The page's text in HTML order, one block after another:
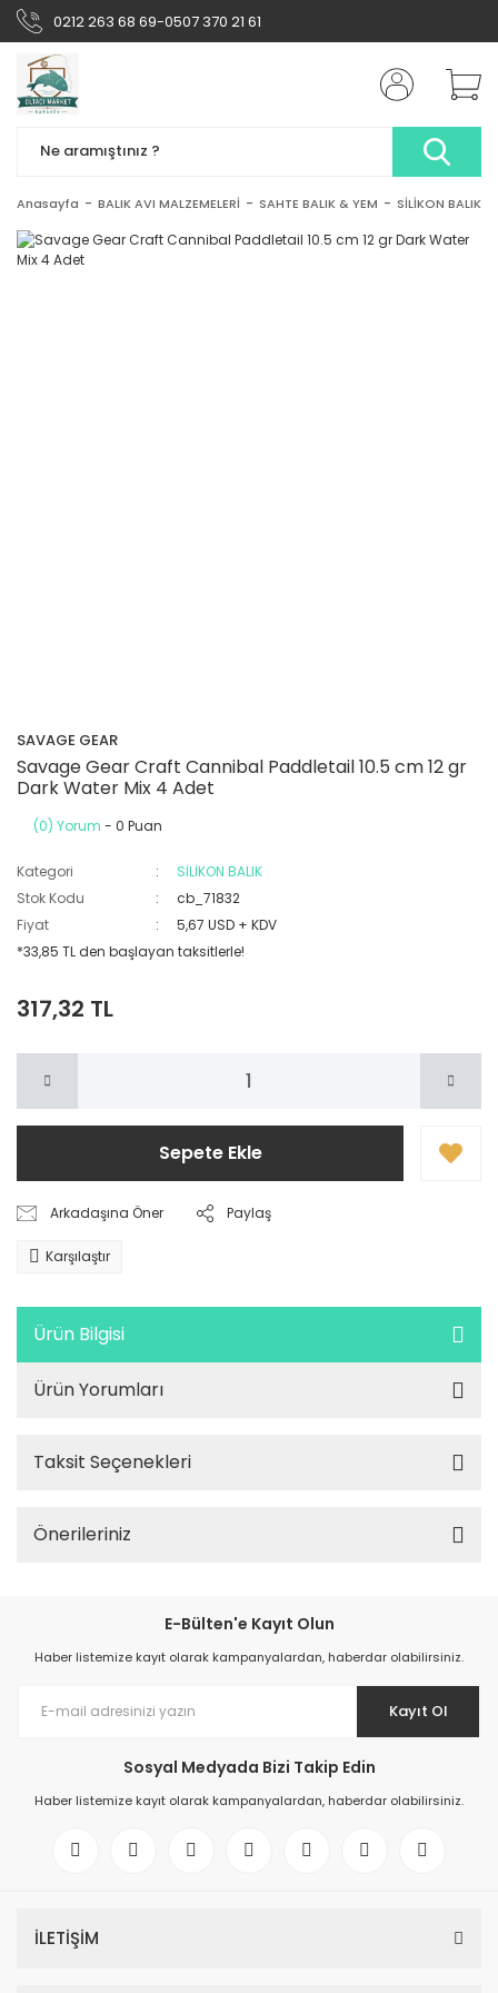
0212 263 68 69-0507 370 21 61
Anasayfa BALIK AVI MALZEMELERİ SAHTE BALIK & YEM SİLİKON BALIK
SAVAGE GEAR
Savage Gear Craft Cannibal Paddletail 10.5 cm 12 gr
Dark Water Mix 4 Adet
(0) Yorum - 0 Puan
Kategori
SİLİKON BALIK
Stok Kodu
cb_71832
Fiyat
5,67 USD + KDV
*33,85 TL den başlayan taksitlerle!
317,32 TL
Sepete Ekle
Arkadaşına Öner Paylaş
Karşılaştır
Ürün Bilgisi
Ürün Yorumları
Taksit Seçenekleri
Önerileriniz
E-Bülten'e Kayıt Olun
Haber listemize kayıt olarak kampanyalardan, haberdar olabilirsiniz.
Kayıt Ol
Sosyal Medyada Bizi Takip Edin
Haber listemize kayıt olarak kampanyalardan, haberdar olabilirsiniz.
İLETİŞİM